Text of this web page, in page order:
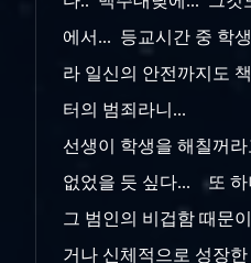
에서... 등교시간 중 학
라 일신의 안전까지도
터의 범죄라니...
선생이 학생을 해칠꺼
없었을 듯 싶다... 또 하
그 범인의 비겁함 때문
거나 신체적으로 성장